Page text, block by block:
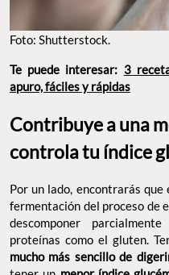
Foto: Shutterstock.
Te puede interesar: 3
apuro, fáciles y rápidas
Contribuye a una
controla tu índice
Por un lado, encontrarás
fermentación del proceso de
descomponer
proteínas como el gluten.
mucho más sencillo de